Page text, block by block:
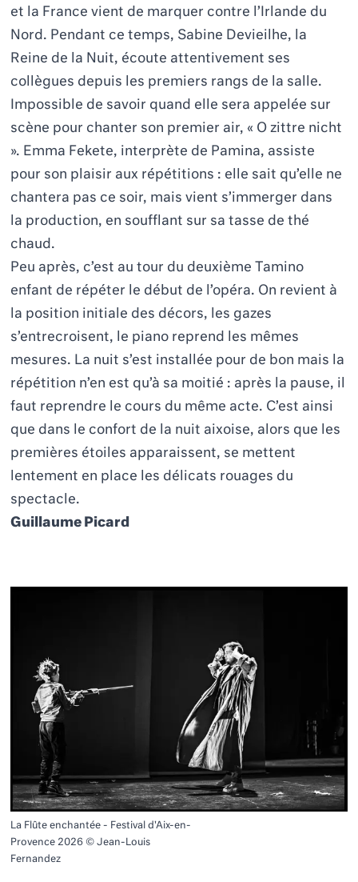
et la France vient de marquer contre l’Irlande du
Nord. Pendant ce temps, Sabine Devieilhe, la
Reine de la Nuit, écoute attentivement ses
collègues depuis les premiers rangs de la salle.
Impossible de savoir quand elle sera appelée sur
scène pour chanter son premier air, « O zittre nicht
». Emma Fekete, interprète de Pamina, assiste
pour son plaisir aux répétitions : elle sait qu’elle ne
chantera pas ce soir, mais vient s’immerger dans
la production, en soufflant sur sa tasse de thé
chaud.
Peu après, c’est au tour du deuxième Tamino
enfant de répéter le début de l’opéra. On revient à
la position initiale des décors, les gazes
s’entrecroisent, le piano reprend les mêmes
mesures. La nuit s’est installée pour de bon mais la
répétition n’en est qu’à sa moitié : après la pause, il
faut reprendre le cours du même acte. C’est ainsi
que dans le confort de la nuit aixoise, alors que les
premières étoiles apparaissent, se mettent
lentement en place les délicats rouages du
spectacle.
Guillaume Picard
La Flûte enchantée - Festival d'Aix-en-
Provence 2026 © Jean-Louis
Fernandez